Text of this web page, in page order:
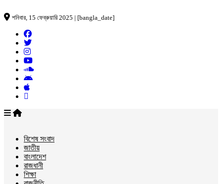
শনিবার, 15 ফেব্রুয়ারি 2025 | [bangla_date]
বিশেষ সংবাদ
জাতীয়
বাংলাদেশ
রাজধানী
শিক্ষা